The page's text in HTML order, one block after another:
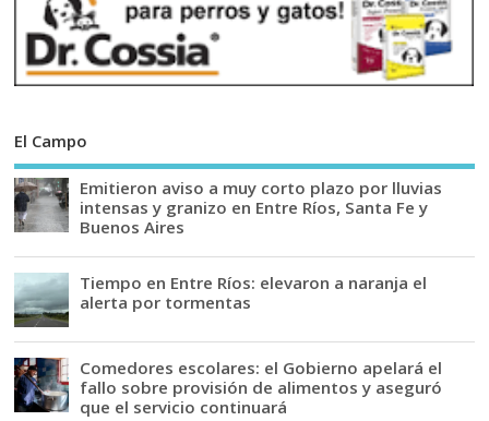
El Campo
Emitieron aviso a muy corto plazo por lluvias
intensas y granizo en Entre Ríos, Santa Fe y
Buenos Aires
Tiempo en Entre Ríos: elevaron a naranja el
alerta por tormentas
Comedores escolares: el Gobierno apelará el
fallo sobre provisión de alimentos y aseguró
que el servicio continuará